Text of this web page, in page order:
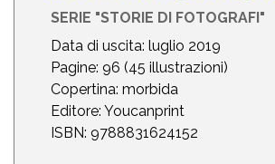
SERIE "STORIE DI FOTOGRAFI"
Data di uscita: luglio 2019
Pagine: 96 (45 illustrazioni)
Copertina: morbida
Editore: Youcanprint
ISBN: 9788831624152